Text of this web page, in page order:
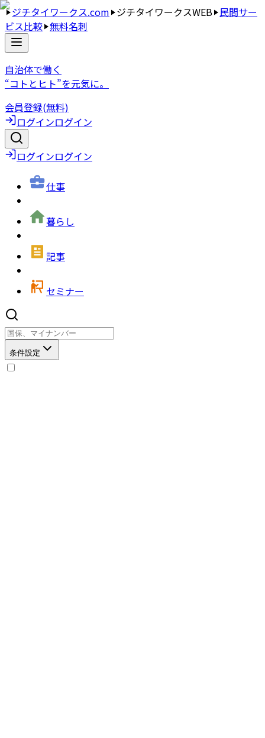
ジチタイワークス.com ジチタイワークスWEB 民間サー
ビス比較 無料名刺
自治体で働く
“コトとヒト”を元気に。
会員登録(無料)
ログインログイン
ログインログイン
仕事
暮らし
記事
セミナー
条件設定